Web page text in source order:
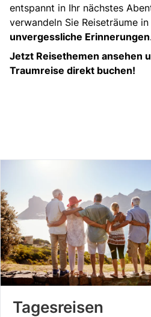
entspannt in Ihr nächstes
verwandeln Sie Reiseträume in
unvergessliche Erinnerungen.
Jetzt Reisethemen ansehen
Traumreise direkt buchen!
Tagesreisen